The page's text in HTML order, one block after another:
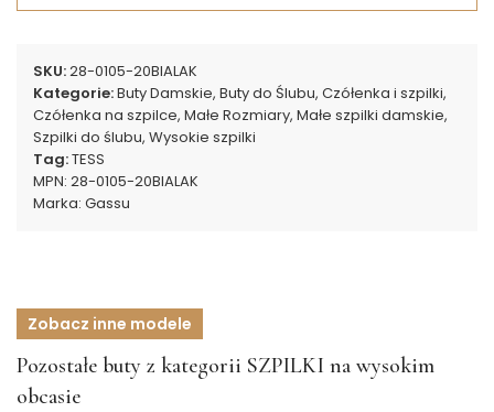
SKU:28-0105-20BIALAK
Kategorie:Buty Damskie, Buty do Ślubu, Czółenka i szpilki,
Czółenka na szpilce, Małe Rozmiary, Małe szpilki damskie,
Szpilki do ślubu, Wysokie szpilki
Tag:TESS
MPN: 28-0105-20BIALAK
Marka: Gassu
Zobacz inne modele
Pozostałe buty z kategorii SZPILKI na wysokim
obcasie